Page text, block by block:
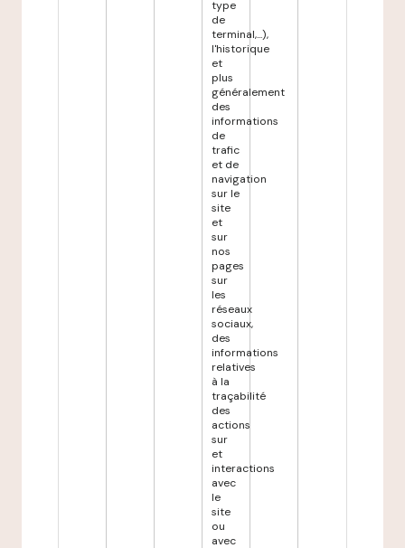
type
de
terminal,...),
l'historique
et
plus
généralement
des
informations
de
trafic
et de
navigation
sur le
site
et
sur
nos
pages
sur
les
réseaux
sociaux,
des
informations
relatives
à la
traçabilité
des
actions
sur
et
interactions
avec
le
site
ou
avec